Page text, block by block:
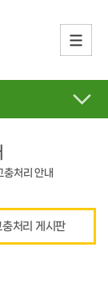
충처리 안내
처리 게시판